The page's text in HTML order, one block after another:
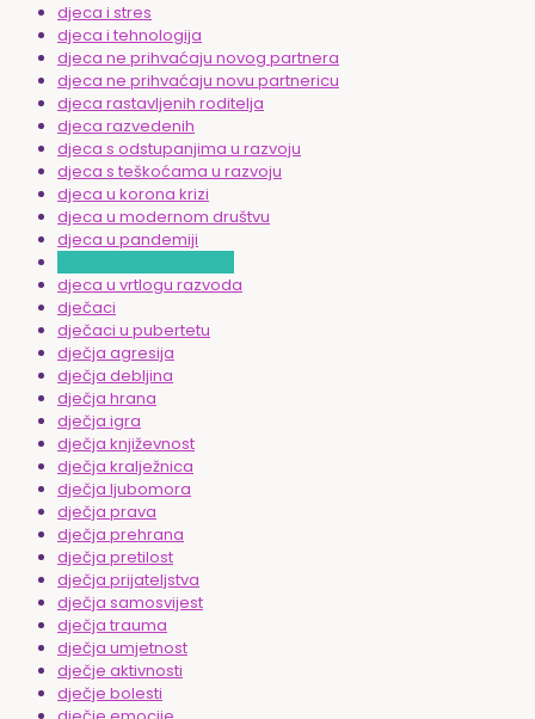
djeca i stres
djeca i tehnologija
djeca ne prihvaćaju novog partnera
djeca ne prihvaćaju novu partnericu
djeca rastavljenih roditelja
djeca razvedenih
djeca s odstupanjima u razvoju
djeca s teškoćama u razvoju
djeca u korona krizi
djeca u modernom društvu
djeca u pandemiji
djeca u vrtlogu razvoda
dječaci
dječaci u pubertetu
dječja agresija
dječja debljina
dječja hrana
dječja igra
dječja književnost
dječja kralježnica
dječja ljubomora
dječja prava
dječja prehrana
dječja pretilost
dječja prijateljstva
dječja samosvijest
dječja trauma
dječja umjetnost
dječje aktivnosti
dječje bolesti